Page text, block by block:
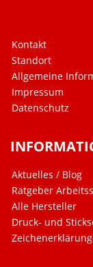
Kontakt
Standort
Allgemeine
Impressum
Datenschutz
Aktuelles / Blog
Ratgeber
Alle Hersteller
Druck- und